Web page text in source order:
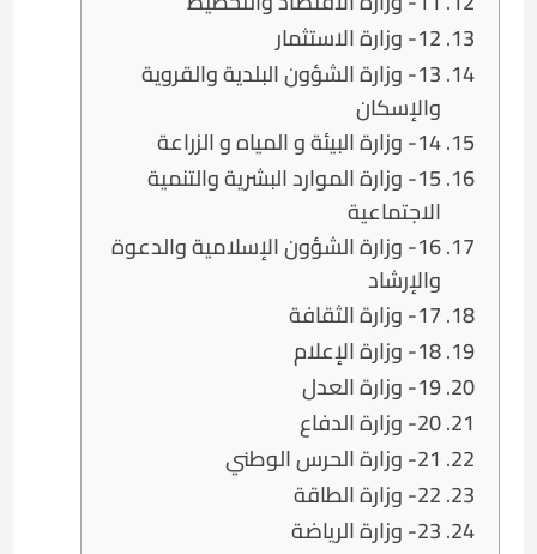
12- وزارة الاستثمار
13- وزارة الشؤون البلدية والقروية
والإسكان
14- وزارة البيئة و المياه و الزراعة
15- وزارة الموارد البشرية والتنمية
الاجتماعية
16- وزارة الشؤون الإسلامية والدعوة
والإرشاد
17- وزارة الثقافة
18- وزارة الإعلام
19- وزارة العدل
20- وزارة الدفاع
21- وزارة الحرس الوطني
22- وزارة الطاقة
23- وزارة الرياضة